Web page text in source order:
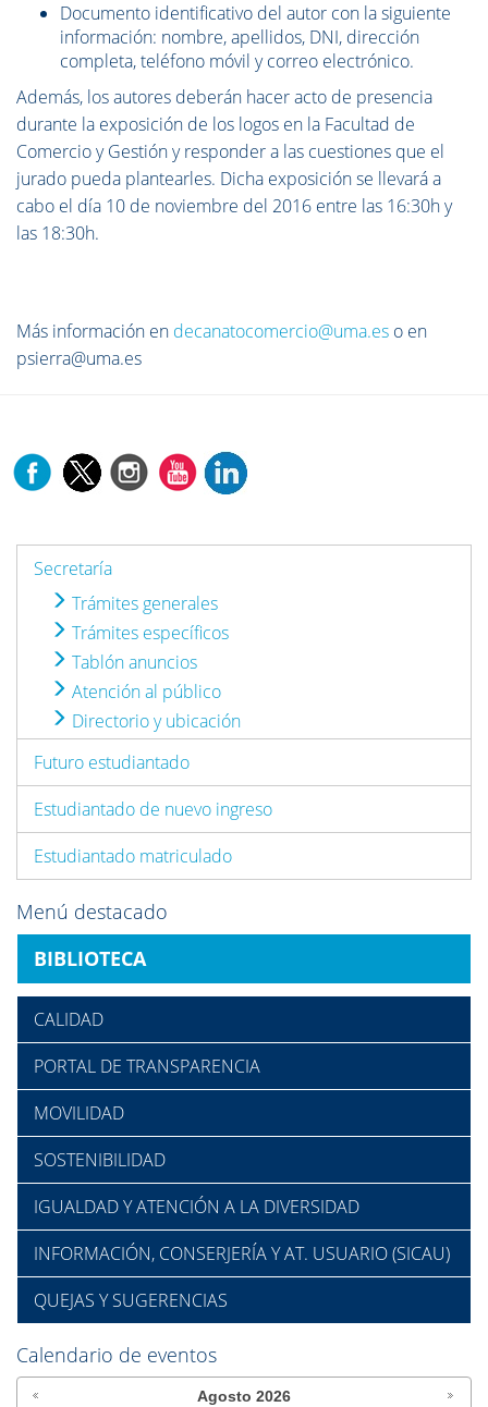
Documento identificativo del autor con la siguiente
información: nombre, apellidos, DNI, dirección
completa, teléfono móvil y correo electrónico.
Además, los autores deberán hacer acto de presencia
durante la exposición de los logos en la Facultad de
Comercio y Gestión y responder a las cuestiones que el
jurado pueda plantearles. Dicha exposición se llevará a
cabo el día 10 de noviembre del 2016 entre las 16:30h y
las 18:30h.
Más información en decanatocomercio@uma.es o en
psierra@uma.es
Secretaría
Trámites generales
Trámites específicos
Tablón anuncios
Atención al público
Directorio y ubicación
Futuro estudiantado
Estudiantado de nuevo ingreso
Estudiantado matriculado
Menú destacado
BIBLIOTECA
CALIDAD
PORTAL DE TRANSPARENCIA
MOVILIDAD
SOSTENIBILIDAD
IGUALDAD Y ATENCIÓN A LA DIVERSIDAD
INFORMACIÓN, CONSERJERÍA Y AT. USUARIO (SICAU)
QUEJAS Y SUGERENCIAS
Calendario de eventos
Agosto 2026